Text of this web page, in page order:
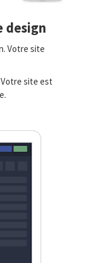
design
Votre site
Votre site est